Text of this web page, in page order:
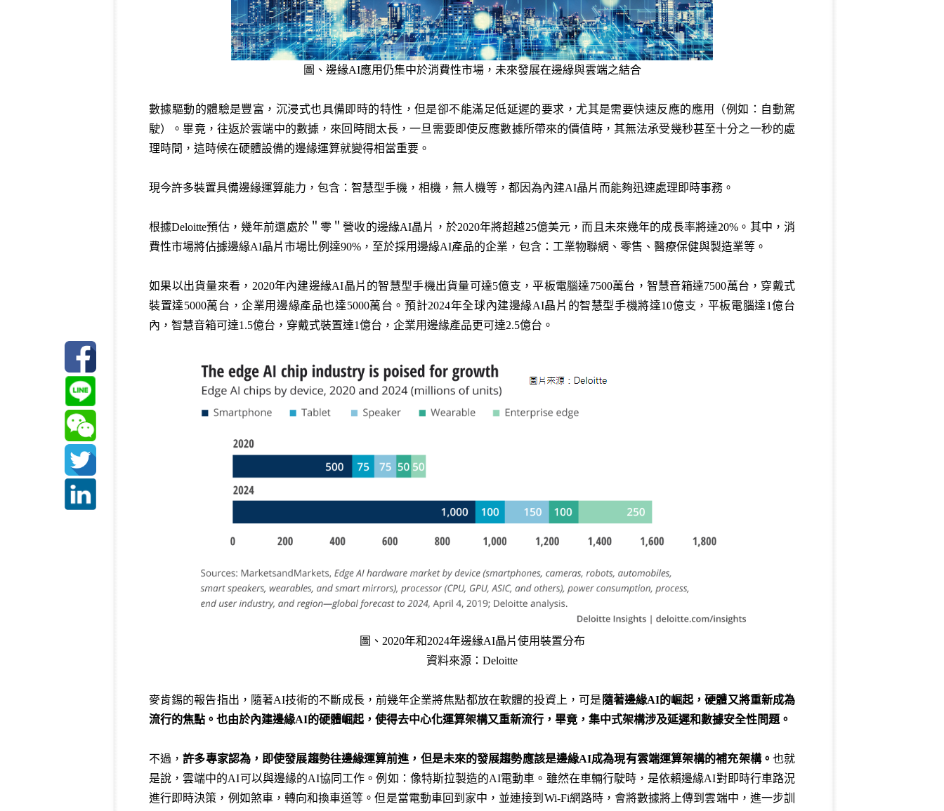
圖、邊緣AI應用仍集中於消費性市場，未來發展在邊緣與雲端之結合
數據驅動的體驗是豐富，沉浸式也具備即時的特性，但是卻不能滿足低延遲的要求，尤其是需要快速反應的應用（例如：自動駕
駛）。畢竟，往返於雲端中的數據，來回時間太長，一旦需要即使反應數據所帶來的價值時，其無法承受幾秒甚至十分之一秒的處
理時間，這時候在硬體設備的邊緣運算就變得相當重要。
現今許多裝置具備邊緣運算能力，包含：智慧型手機，相機，無人機等，都因為內建AI晶片而能夠迅速處理即時事務。
根據Deloitte預估，幾年前還處於＂零＂營收的邊緣AI晶片，於2020年將超越25億美元，而且未來幾年的成長率將達20%。其中，消
費性市場將佔據邊緣AI晶片市場比例達90%，至於採用邊緣AI產品的企業，包含：工業物聯網、零售、醫療保健與製造業等。
如果以出貨量來看，2020年內建邊緣AI晶片的智慧型手機出貨量可達5億支，平板電腦達7500萬台，智慧音箱達7500萬台，穿戴式
裝置達5000萬台，企業用邊緣產品也達5000萬台。預計2024年全球內建邊緣AI晶片的智慧型手機將達10億支，平板電腦達1億台
內，智慧音箱可達1.5億台，穿戴式裝置達1億台，企業用邊緣產品更可達2.5億台。
圖、2020年和2024年邊緣AI晶片使用裝置分布
資料來源：Deloitte
麥肯錫的報告指出，隨著AI技術的不斷成長，前幾年企業將焦點都放在軟體的投資上，可是 隨著邊緣AI的崛起，硬體又將重新成為
流行的焦點。也由於內建邊緣AI的硬體崛起，使得去中心化運算架構又重新流行，畢竟，集中式架構涉及延遲和數據安全性問題。
不過，許多專家認為，即使發展趨勢往邊緣運算前進，但是未來的發展趨勢應該是邊緣AI成為現有雲端運算架構的補充架構。 也就
是說，雲端中的AI可以與邊緣的AI協同工作。例如：像特斯拉製造的AI電動車。雖然在車輛行駛時，是依賴邊緣AI對即時行車路況
進行即時決策，例如煞車，轉向和換車道等。但是當電動車回到家中，並連接到Wi-Fi網路時，會將數據將上傳到雲端中，進一步訓